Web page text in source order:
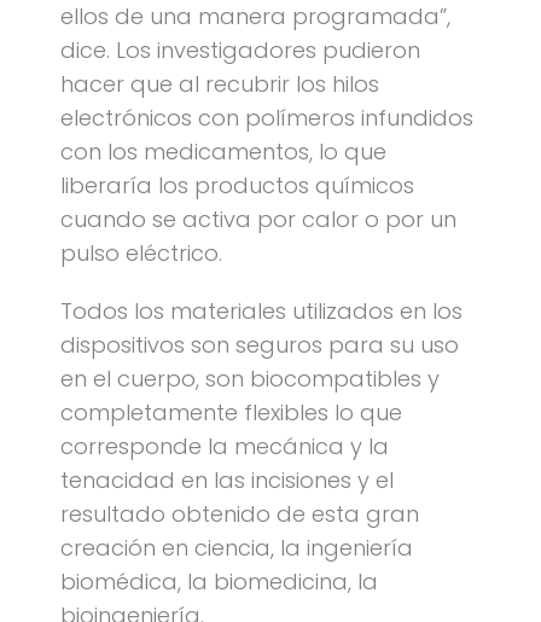
ellos de una manera programada”,
dice. Los investigadores pudieron
hacer que al recubrir los hilos
electrónicos con polímeros infundidos
con los medicamentos, lo que
liberaría los productos químicos
cuando se activa por calor o por un
pulso eléctrico.
Todos los materiales utilizados en los
dispositivos son seguros para su uso
en el cuerpo, son biocompatibles y
completamente flexibles lo que
corresponde la mecánica y la
tenacidad en las incisiones y el
resultado obtenido de esta gran
creación en ciencia, la ingeniería
biomédica, la biomedicina, la
bioingeniería.